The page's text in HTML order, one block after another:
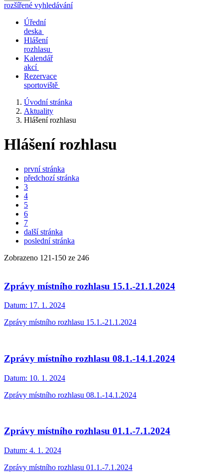
rozšířené vyhledávání
Úřední
deska
Hlášení
rozhlasu
Kalendář
akcí
Rezervace
sportoviště
Úvodní stránka
Aktuality
Hlášení rozhlasu
Hlášení rozhlasu
první stránka
předchozí stránka
3
4
5
6
7
další stránka
poslední stránka
Zobrazeno 121-150 ze 246
Zprávy místního rozhlasu 15.1.-21.1.2024
Datum: 17. 1. 2024
Zprávy místního rozhlasu 15.1.-21.1.2024
Zprávy místního rozhlasu 08.1.-14.1.2024
Datum: 10. 1. 2024
Zprávy místního rozhlasu 08.1.-14.1.2024
Zprávy místního rozhlasu 01.1.-7.1.2024
Datum: 4. 1. 2024
Zprávy místního rozhlasu 01.1.-7.1.2024